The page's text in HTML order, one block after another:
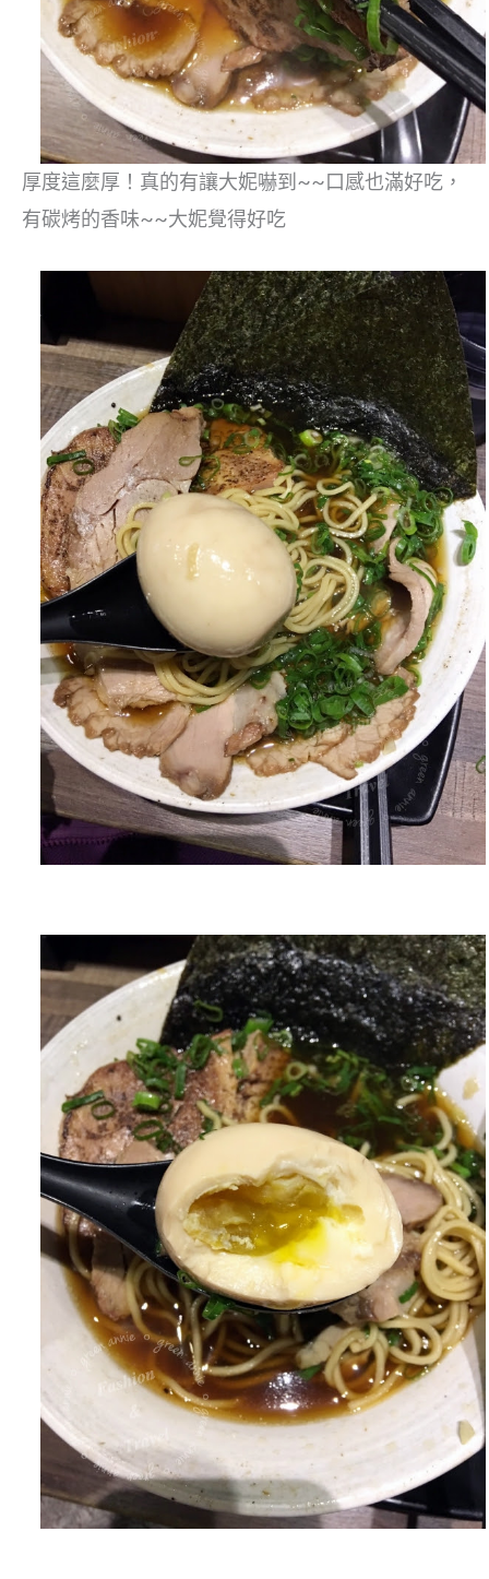
厚度這麼厚！真的有讓大妮嚇到~~口感也滿好吃，
有碳烤的香味~~大妮覺得好吃